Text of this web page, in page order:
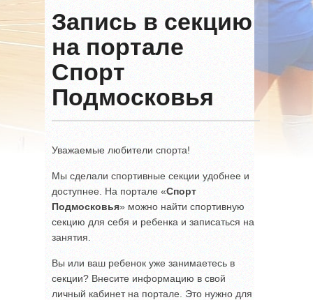
Запись в секцию
на портале
Спорт
Подмосковья
Уважаемые любители спорта!
Мы сделали спортивные секции удобнее и
доступнее. На портале «Спорт
Подмосковья» можно найти спортивную
секцию для себя и ребенка и записаться на
занятия.
Вы или ваш ребенок уже занимаетесь в
секции? Внесите информацию в свой
личный кабинет на портале. Это нужно для